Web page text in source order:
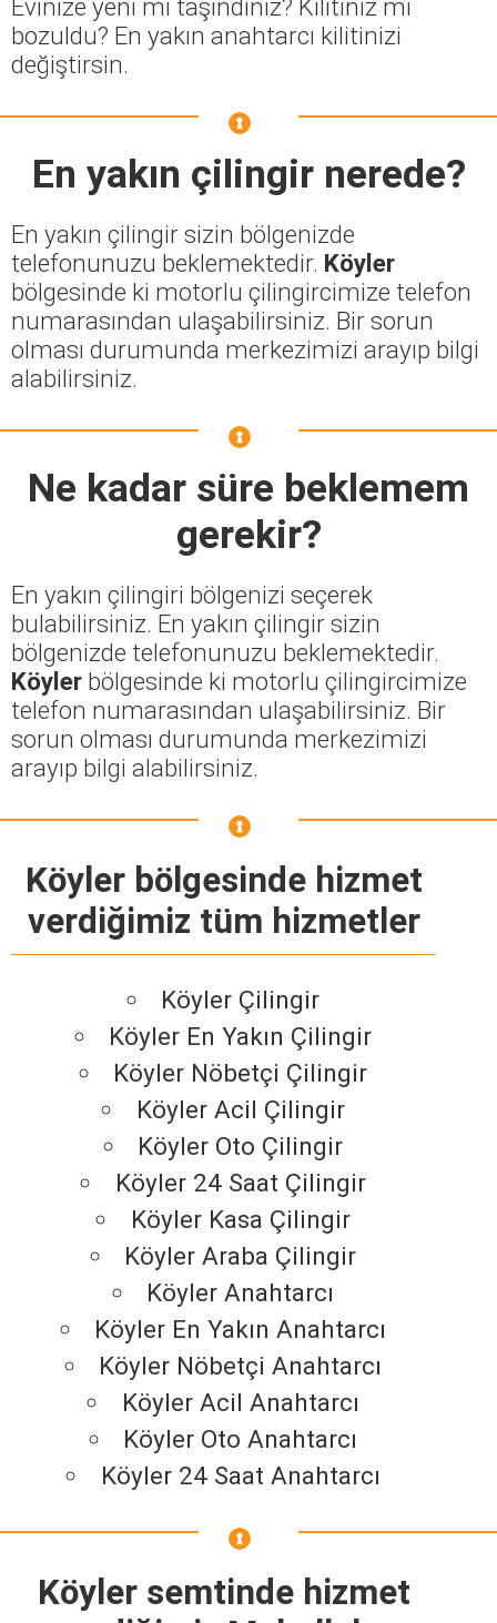
Evinize yeni mi taşındınız? Kilitiniz mi
bozuldu? En yakın anahtarcı kilitinizi
değiştirsin.
En yakın çilingir nerede?
En yakın çilingir sizin bölgenizde
telefonunuzu beklemektedir. Köyler
bölgesinde ki motorlu çilingircimize telefon
numarasından ulaşabilirsiniz. Bir sorun
olması durumunda merkezimizi arayıp bilgi
alabilirsiniz.
Ne kadar süre beklemem
gerekir?
En yakın çilingiri bölgenizi seçerek
bulabilirsiniz. En yakın çilingir sizin
bölgenizde telefonunuzu beklemektedir.
Köyler bölgesinde ki motorlu çilingircimize
telefon numarasından ulaşabilirsiniz. Bir
sorun olması durumunda merkezimizi
arayıp bilgi alabilirsiniz.
Köyler bölgesinde hizmet
verdiğimiz tüm hizmetler
Köyler Çilingir
Köyler En Yakın Çilingir
Köyler Nöbetçi Çilingir
Köyler Acil Çilingir
Köyler Oto Çilingir
Köyler 24 Saat Çilingir
Köyler Kasa Çilingir
Köyler Araba Çilingir
Köyler Anahtarcı
Köyler En Yakın Anahtarcı
Köyler Nöbetçi Anahtarcı
Köyler Acil Anahtarcı
Köyler Oto Anahtarcı
Köyler 24 Saat Anahtarcı
Köyler semtinde hizmet